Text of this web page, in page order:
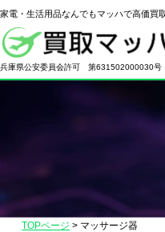
家電・生活用品なんでもマッハで高価買
兵庫県公安委員会許可 第631502000030号
TOPページ > マッサージ器